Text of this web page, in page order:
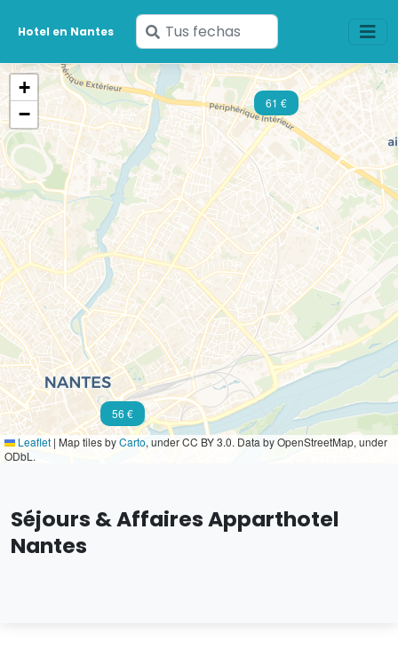
Hotel en Nantes
Ingresa
tus
fechas
61 €
56 €
+
−
Leaflet | Map tiles byCarto, under CC BY 3.0. Data by OpenStreetMap, under
ODbL.
Séjours & Affaires Apparthotel
Nantes